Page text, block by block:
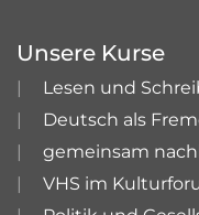
Unsere Kurse
Lesen und
Deutsch als
gemeinsam
VHS im